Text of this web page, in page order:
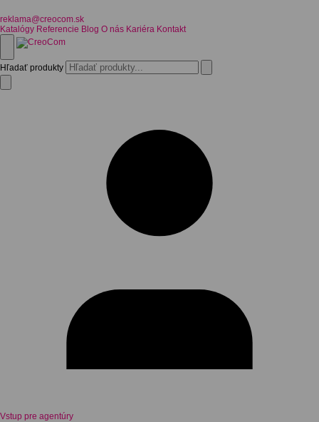
reklama@creocom.sk
Katalógy Referencie Blog O nás Kariéra Kontakt
Hľadať produkty
Vstup pre agentúry